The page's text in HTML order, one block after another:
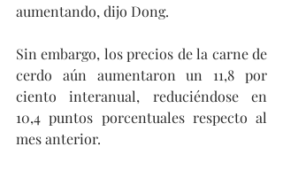
aumentando, dijo Dong.
Sin embargo, los precios de la carne de
cerdo aún aumentaron un 11,8 por
ciento interanual, reduciéndose en
10,4 puntos porcentuales respecto al
mes anterior.